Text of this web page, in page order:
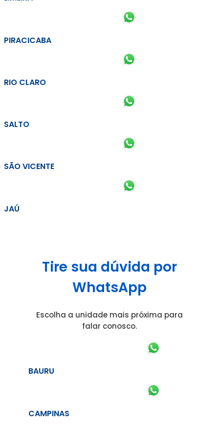
PIRACICABA
RIO CLARO
SALTO
SÃO VICENTE
JAÚ
Tire sua dúvida por
WhatsApp
Escolha a unidade mais próxima para
falar conosco.
BAURU
CAMPINAS